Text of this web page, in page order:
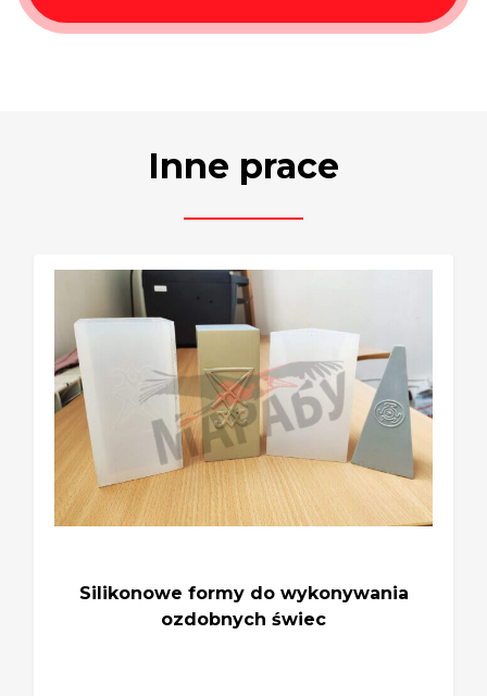
Inne prace
Silikonowe formy do wykonywania
ozdobnych świec